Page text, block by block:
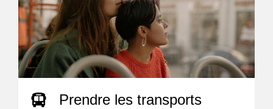
Prendre les transports